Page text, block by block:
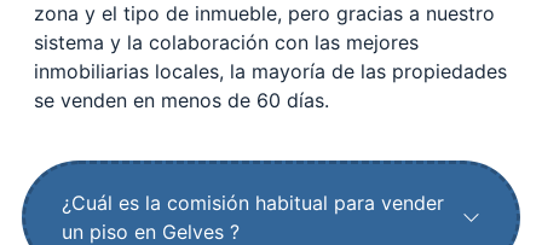
zona y el tipo de inmueble, pero gracias a nuestro
sistema y la colaboración con las mejores
inmobiliarias locales, la mayoría de las propiedades
se venden en menos de 60 días.
¿Cuál es la comisión habitual para vender
un piso en Gelves ?